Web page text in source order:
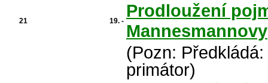
21 19. -
Prodloužení
Mannesmannovy
(Pozn:
primátor)